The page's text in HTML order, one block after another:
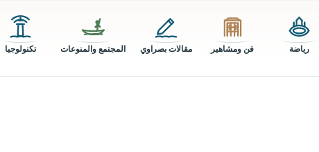
رياضة فن ومشاهير مقالات بصراوي المجتمع والمنوعات تكنولوجيا